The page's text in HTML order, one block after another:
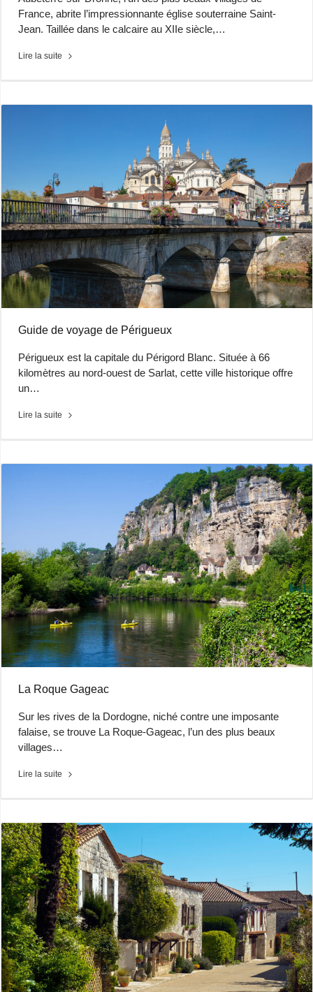
France, abrite l’impressionnante église souterraine Saint-
Jean. Taillée dans le calcaire au XIIe siècle,…
Lire la suite
Guide de voyage de Périgueux
Périgueux est la capitale du Périgord Blanc. Située à 66
kilomètres au nord-ouest de Sarlat, cette ville historique offre
un…
Lire la suite
La Roque Gageac
Sur les rives de la Dordogne, niché contre une imposante
falaise, se trouve La Roque-Gageac, l’un des plus beaux
villages…
Lire la suite